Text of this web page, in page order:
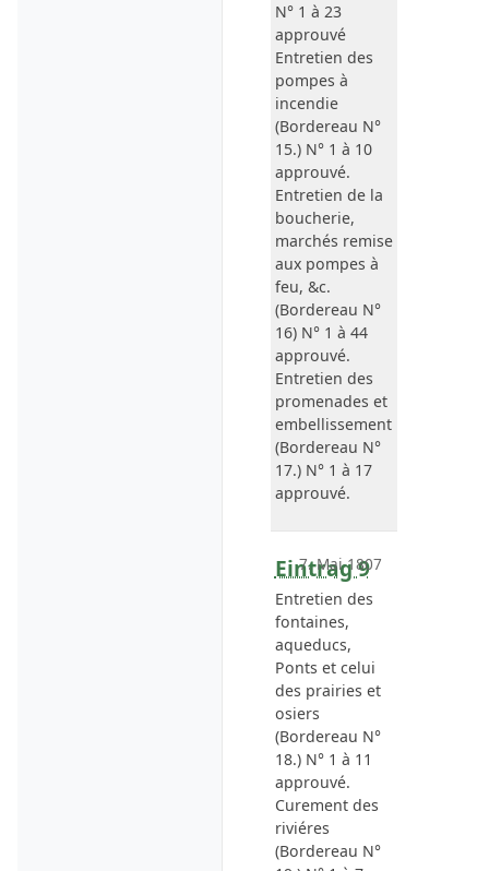
N° 1 à 23
approuvé
Entretien des
pompes à
incendie
(Bordereau N°
15.) N° 1 à 10
approuvé.
Entretien de la
boucherie,
marchés remise
aux pompes à
feu, &c.
(Bordereau N°
16) N° 1 à 44
approuvé.
Entretien des
promenades et
embellissement
(Bordereau N°
17.) N° 1 à 17
approuvé.
Eintrag 9
7. Mai 1807
Entretien des
fontaines,
aqueducs,
Ponts et celui
des prairies et
osiers
(Bordereau N°
18.) N° 1 à 11
approuvé.
Curement des
riviéres
(Bordereau N°